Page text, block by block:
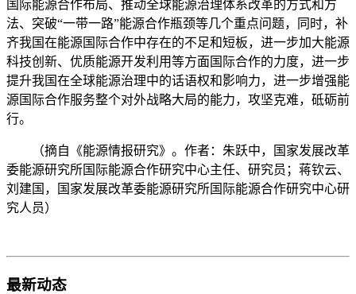
国际能源合作布局、推动全球能源治理体系改革的方式和方
法、突破“一带一路”能源合作瓶颈等几个重点问题，同时，补
齐我国在能源国际合作中存在的不足和短板，进一步加大能源
科技创新、优质能源开发利用等方面国际合作的力度，进一步
提升我国在全球能源治理中的话语权和影响力，进一步增强能
源国际合作服务整个对外战略大局的能力，攻坚克难，砥砺前
行。
（摘自《能源情报研究》。作者：朱跃中，国家发展改革
委能源研究所国际能源合作研究中心主任、研究员；蒋钦云、
刘建国，国家发展改革委能源研究所国际能源合作研究中心研
究人员）
最新动态